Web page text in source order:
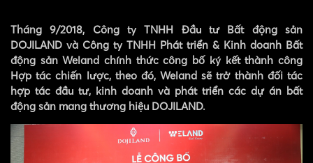
Tháng 9/2018, Công ty TNHH Đầu tư Bất động sản
DOJILAND và Công ty TNHH Phát triển & Kinh doanh Bất
động sản Weland chính thức công bố ký kết thành công
Hợp tác chiến lược, theo đó, Weland sẽ trở thành đối tác
hợp tác đầu tư, kinh doanh và phát triển các dự án bất
động sản mang thương hiệu DOJILAND.